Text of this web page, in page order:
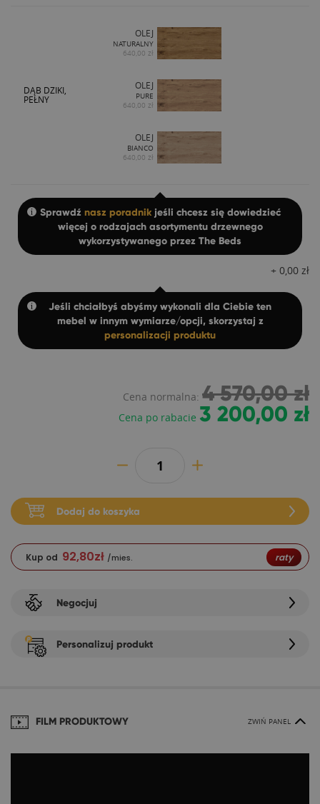
DĄB DZIKI,
PEŁNY
OLEJ
NATURALNY
640,00 zł
OLEJ
PURE
640,00 zł
OLEJ
BIANCO
640,00 zł
Sprawdź nasz poradnikjeśli chcesz się dowiedzieć
więcej o rodzajach asortymentu drzewnego
wykorzystywanego przez The Beds
+ 0,00 zł
Jeśli chciałbyś abyśmy wykonali dla Ciebie ten
mebel w innym wymiarze/opcji, skorzystaj z
personalizacji produktu
Cena normalna: 4 570,00 zł
Cena po rabacie 3 200,00 zł
Dodaj do koszyka
Kup od 92,80zł /mies. raty
Negocjuj
Personalizuj produkt
FILM PRODUKTOWY ZWIŃ PANEL